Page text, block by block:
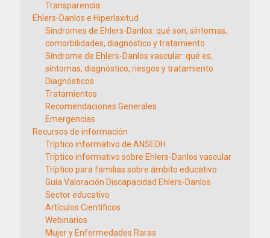
Transparencia
Ehlers-Danlos e Hiperlaxitud
Síndromes de Ehlers-Danlos: qué son, síntomas,
comorbilidades, diagnóstico y tratamiento
Síndrome de Ehlers-Danlos vascular: qué es,
síntomas, diagnóstico, riesgos y tratamiento
Diagnósticos
Tratamientos
Recomendaciones Generales
Emergencias
Recursos de información
Tríptico informativo de ANSEDH
Tríptico informativo sobre Ehlers-Danlos vascular
Tríptico para familias sobre ámbito educativo
Guía Valoración Discapacidad Ehlers-Danlos
Sector educativo
Artículos Científicos
Webinarios
Mujer y Enfermedades Raras